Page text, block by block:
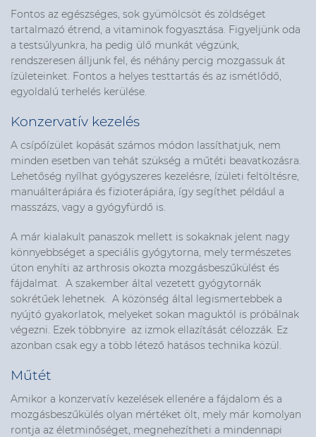
Fontos az egészséges, sok gyümölcsöt és zöldséget
tartalmazó étrend, a vitaminok fogyasztása. Figyeljünk oda
a testsúlyunkra, ha pedig ülő munkát végzünk,
rendszeresen álljunk fel, és néhány percig mozgassuk át
ízületeinket. Fontos a helyes testtartás és az ismétlődő,
egyoldalú terhelés kerülése.
Konzervatív kezelés
A csípőízület kopását számos módon lassíthatjuk, nem
minden esetben van tehát szükség a műtéti beavatkozásra.
Lehetőség nyílhat gyógyszeres kezelésre, ízületi feltöltésre,
manuálterápiára és fizioterápiára, így segíthet például a
masszázs, vagy a gyógyfürdő is.
A már kialakult panaszok mellett is sokaknak jelent nagy
könnyebbséget a speciális gyógytorna, mely természetes
úton enyhíti az arthrosis okozta mozgásbeszűkülést és
fájdalmat. A szakember által vezetett gyógytornák
sokrétűek lehetnek. A közönség által legismertebbek a
nyújtó gyakorlatok, melyeket sokan maguktól is próbálnak
végezni. Ezek többnyire az izmok ellazítását célozzák. Ez
azonban csak egy a több létező hatásos technika közül.
Műtét
Amikor a konzervatív kezelések ellenére a fájdalom és a
mozgásbeszűkülés olyan mértéket ölt, mely már komolyan
rontja az életminőséget, megnehezítheti a mindennapi